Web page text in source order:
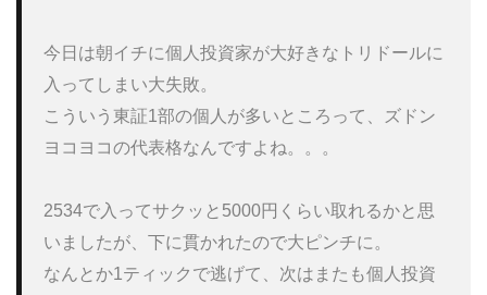
今日は朝イチに個人投資家が大好きなトリドールに
入ってしまい大失敗。
こういう東証1部の個人が多いところって、ズドン
ヨコヨコの代表格なんですよね。。。
2534で入ってサクッと5000円くらい取れるかと思
いましたが、下に貫かれたので大ピンチに。
なんとか1ティックで逃げて、次はまたも個人投資